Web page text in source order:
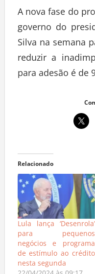
A nova fase do
governo do
Silva na semana
reduzir a
para adesão é de
Relacionado
Lula lança ‘Desenrola’
para pequenos
negócios e programa
de estímulo ao crédito
nesta segunda